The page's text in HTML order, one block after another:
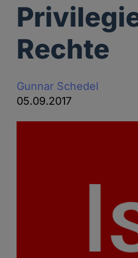
Rechte
Gunnar Schedel
05.09.2017